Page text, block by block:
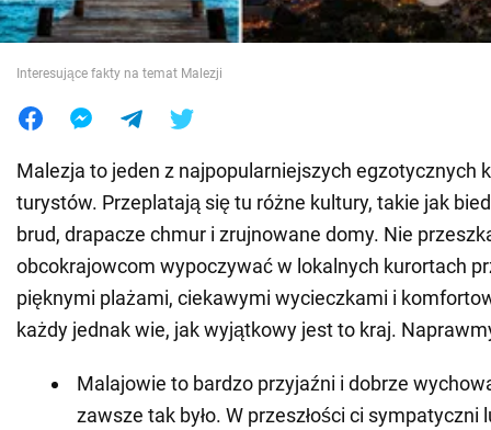
Świat
Jedzenie
Interesujące fakty na temat Malezji
Malezja to jeden z najpopularniejszych egzotycznych
turystów. Przeplatają się tu różne kultury, takie jak
brud, drapacze chmur i zrujnowane domy. Nie
obcokrajowcom wypoczywać w lokalnych kurortach
pięknymi plażami, ciekawymi wycieczkami i
każdy jednak wie, jak wyjątkowy jest to kraj.
Malajowie to bardzo przyjaźni i dobrze
zawsze tak było. W przeszłości ci sympatyczni